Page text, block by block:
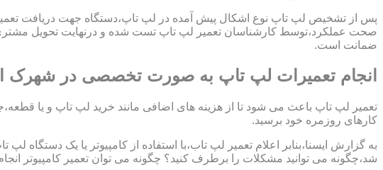
پس از تشخیص لپ تاپ نوع اشکال پیش آمده در لپ تاپ،دستگاه جهت دریافت
صحت عملکرد،توسط کارشناسان تعمیر لپ تاپ تست شده و درنهایت تحویل
ضمانت است.
انجام تعمیرات لپ تاپ به صورت تخصصی در شهرک
تعمیر لپ تاپ باعث می شود تا از هزینه های اضافی مانند خرید لپ تاپ و یا
کارهای روزمره خود برسید.
به گزارش ایسنا،بنابر اعلام تعمیر لپ تاب،با استفاده از کامپیوتر یا یک
شد،چگونه می توانید مشکلات را برطرف کنید؟ چگونه می توان تعمیر کامپیوتر